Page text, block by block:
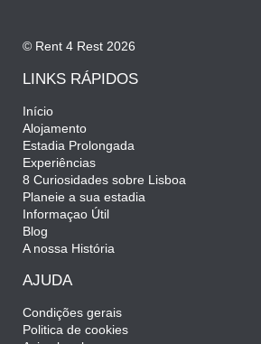
© Rent 4 Rest 2026
LINKS RÁPIDOS
Início
Alojamento
Estadia Prolongada
Experiências
8 Curiosidades sobre Lisboa
Planeie a sua estadia
Informaçao Útil
Blog
A nossa História
AJUDA
Condições gerais
Politica de cookies